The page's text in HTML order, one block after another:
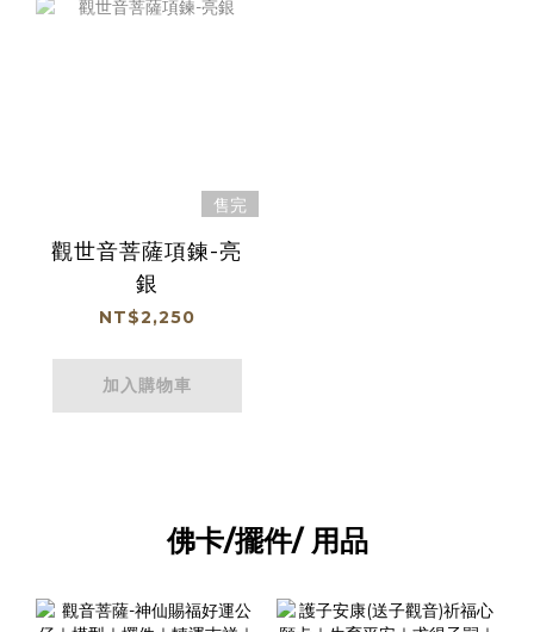
售完
觀世音菩薩項鍊-亮
銀
NT$2,250
加入購物車
佛卡/擺件/ 用品